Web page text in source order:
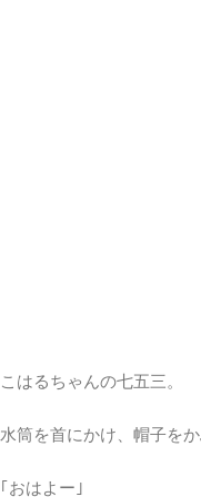
こはるちゃんの七五三。
水筒を首にかけ、帽子を
｢おはよー｣